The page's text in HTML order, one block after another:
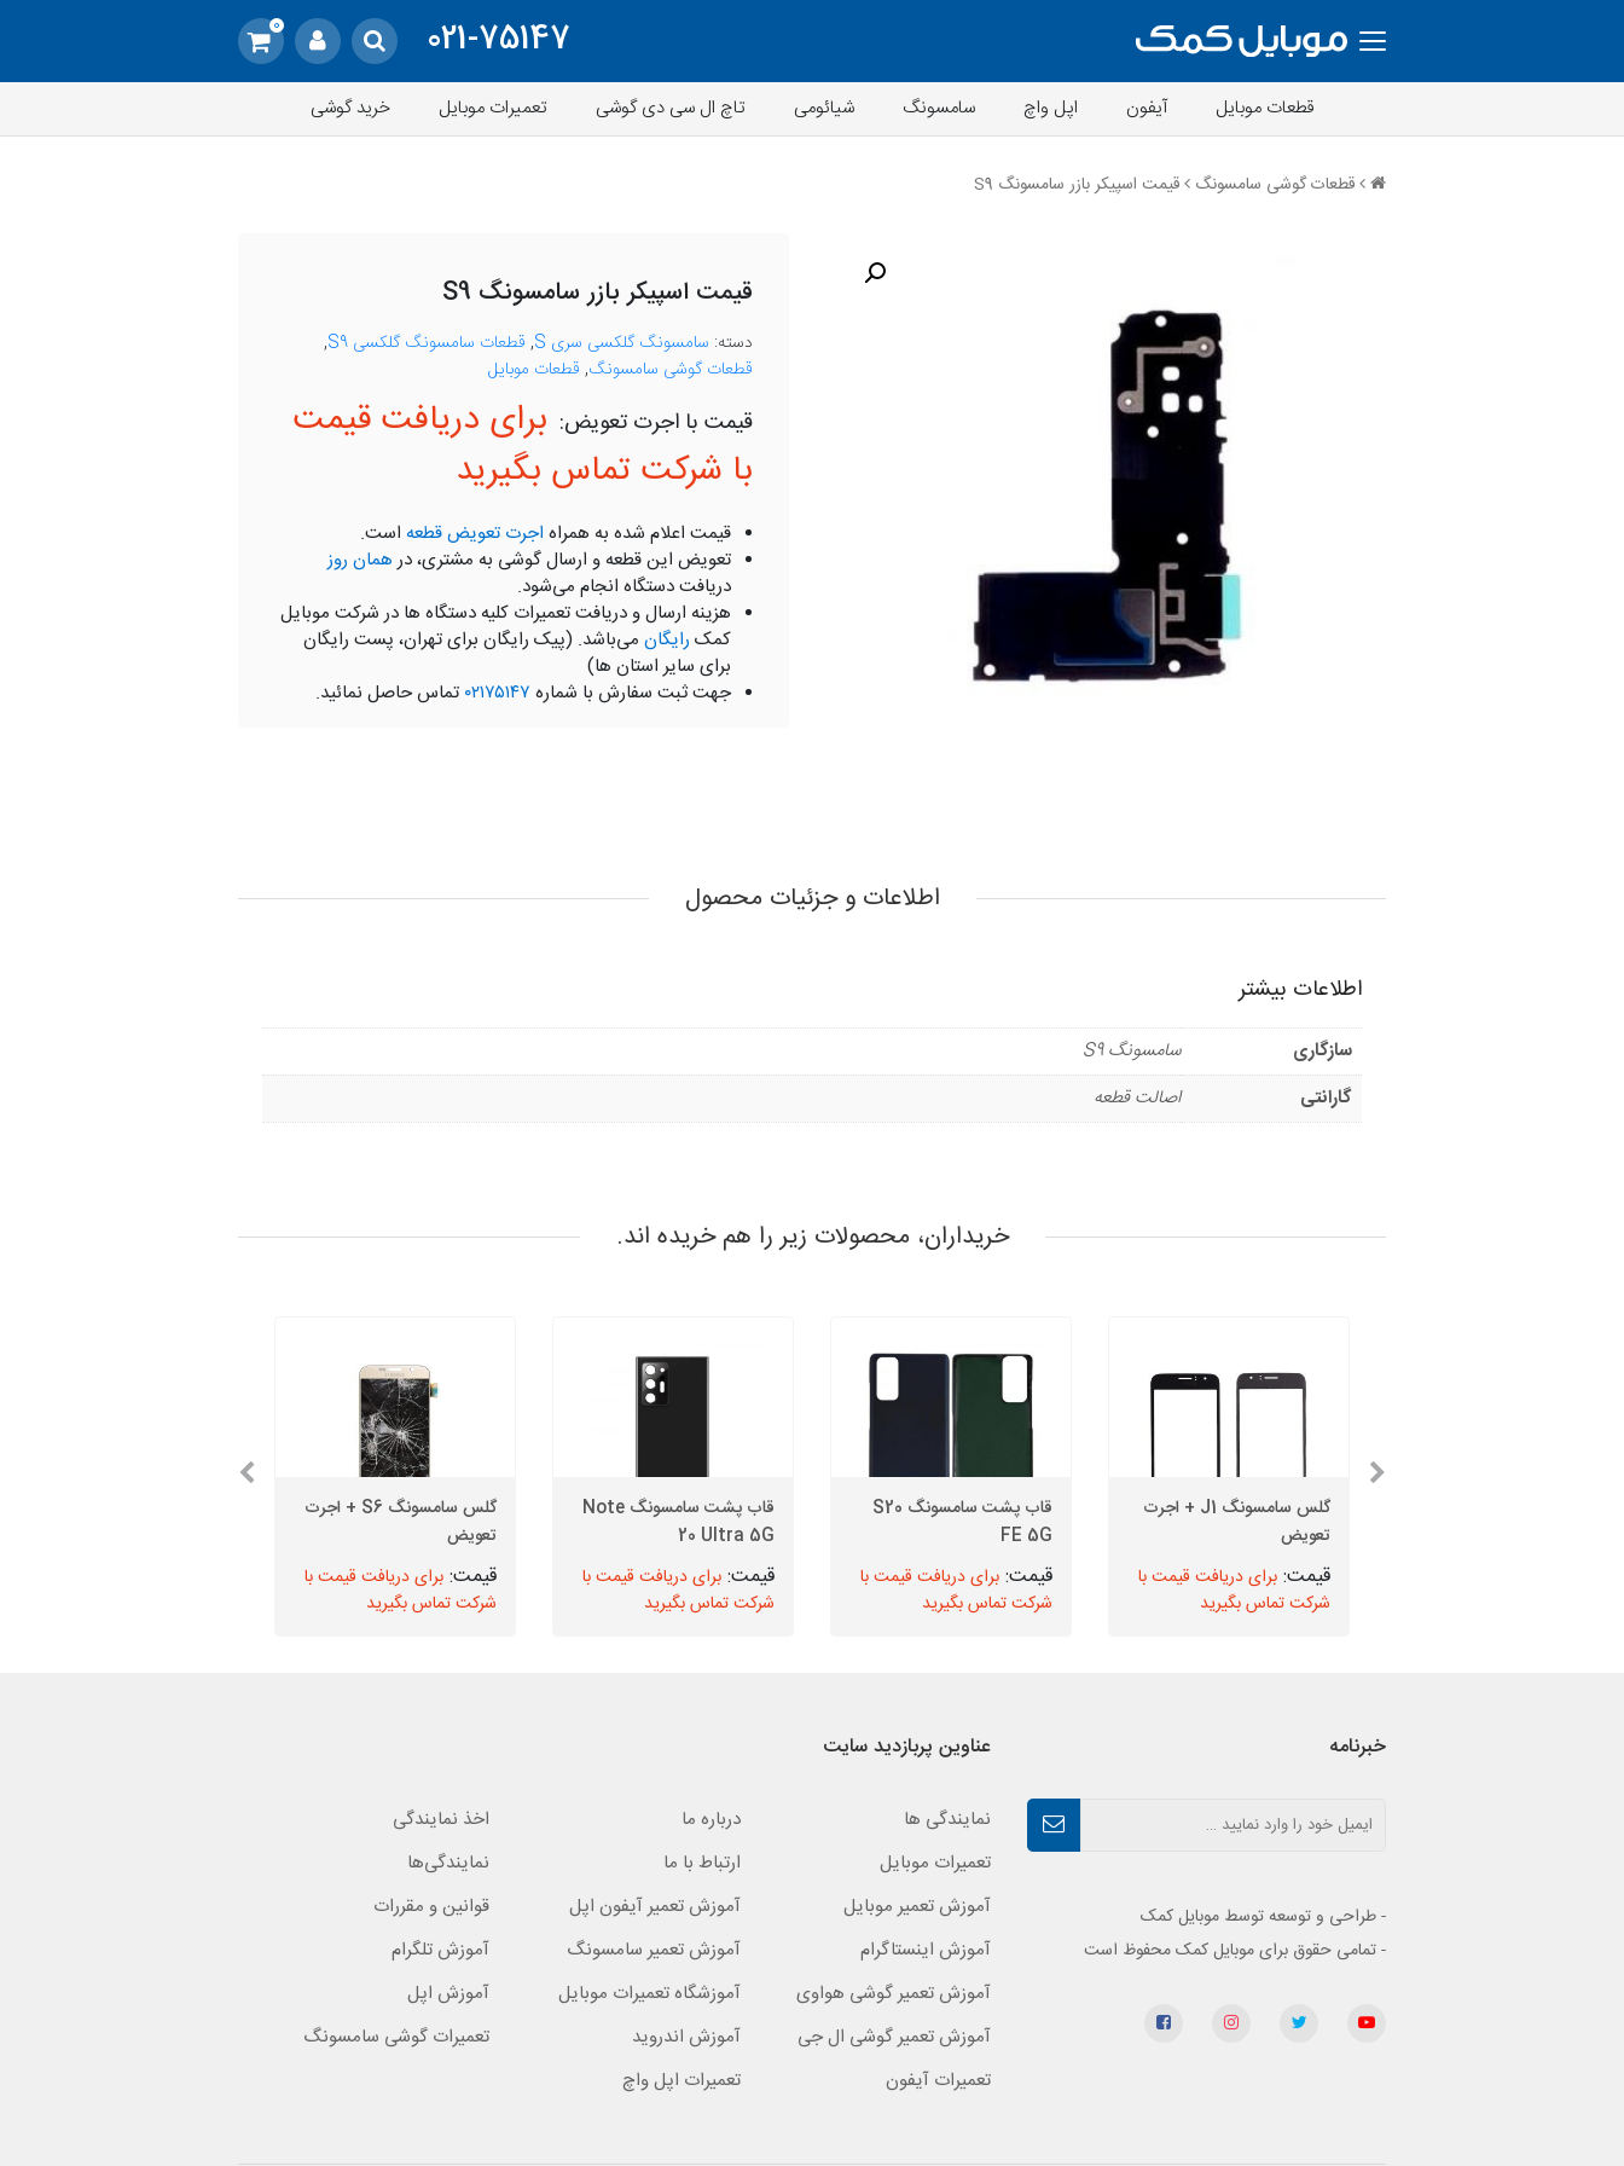
021-75147
0
قطعات موبایل آیفون اپل واچ سامسونگ شیائومی تاچ ال سی دی گوشی تعمیرات موبایل خرید گوشی
قطعات گوشی سامسونگ قیمت اسپیکر بازر سامسونگ S9
قیمت اسپیکر بازر سامسونگ S9
دسته: سامسونگ گلکسی سری S , قطعات سامسونگ گلکسی S9
,
قطعات گوشی سامسونگ, قطعات موبایل
برای دریافت قیمت
با شرکت تماس بگیرید
قیمت اعلام شده به همراه اجرت تعویض قطعه است.
تعویض این قطعه و ارسال گوشی به مشتری، درهمان روز
دریافت دستگاه انجام می‌شود.
هزینه ارسال و دریافت تعمیرات کلیه دستگاه ها در شرکت موبایل
کمک رایگان می‌باشد. (پیک رایگان برای تهران، پست رایگان
برای سایر استان ها)
جهت ثبت سفارش با شماره ۰۲۱۷۵۱۴۷ تماس حاصل نمائید.
اطلاعات و جزئیات محصول
اطلاعات بیشتر
سازگاری
سامسونگ S9
گارانتی
اصالت قطعه
خریداران، محصولات زیر را هم خریده اند.
گلس سامسونگ J1 + اجرت
تعویض
برای دریافت قیمت با
شرکت تماس بگیرید
قاب پشت سامسونگ S20
FE 5G
برای دریافت قیمت با
شرکت تماس بگیرید
قاب پشت سامسونگ Note
20 Ultra 5G
برای دریافت قیمت با
شرکت تماس بگیرید
گلس سامسونگ S6 + اجرت
تعویض
برای دریافت قیمت با
شرکت تماس بگیرید
خبرنامه
- طراحی و توسعه توسط موبایل کمک
- تمامی حقوق برای موبایل کمک محفوظ است
عناوین پربازدید سایت
نمایندگی ها درباره ما
اخذ نمایندگی
تعمیرات موبایل
ارتباط با ما
نمایندگی‌ها
آموزش تعمیر موبایل
آموزش تعمیر آیفون اپل
قوانین و مقررات
آموزش اینستاگرام
آموزش تعمیر سامسونگ
آموزش تلگرام
آموزش تعمیر گوشی هواوی
آموزشگاه تعمیرات موبایل
آموزش اپل
آموزش تعمیر گوشی ال جی
آموزش اندروید
تعمیرات گوشی سامسونگ
تعمیرات آیفون
تعمیرات اپل واچ